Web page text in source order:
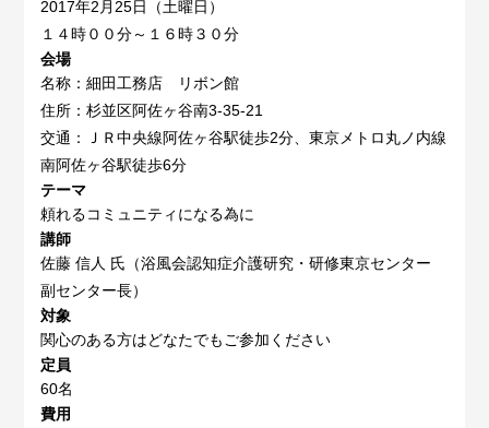
2017年2月25日（土曜日）
１４時００分～１６時３０分
会場
名称：細田工務店 リボン館
住所：杉並区阿佐ヶ谷南3-35-21
交通：ＪＲ中央線阿佐ヶ谷駅徒歩2分、東京メトロ丸ノ内線
南阿佐ヶ谷駅徒歩6分
テーマ
頼れるコミュニティになる為に
講師
佐藤 信人 氏（浴風会認知症介護研究・研修東京センター
副センター長）
対象
関心のある方はどなたでもご参加ください
定員
60名
費用